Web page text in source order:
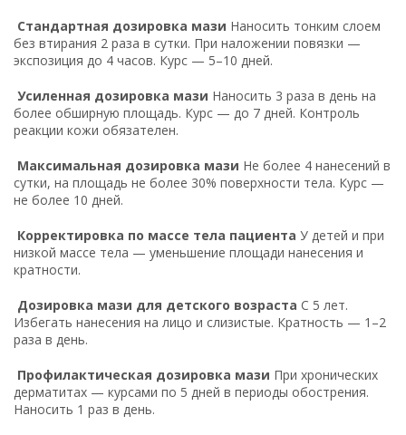
Стандартная дозировка мази Наносить тонким слоем
без втирания 2 раза в сутки. При наложении повязки —
экспозиция до 4 часов. Курс — 5–10 дней.
Усиленная дозировка мази Наносить 3 раза в день на
более обширную площадь. Курс — до 7 дней. Контроль
реакции кожи обязателен.
Максимальная дозировка мази Не более 4 нанесений в
сутки, на площадь не более 30% поверхности тела. Курс —
не более 10 дней.
Корректировка по массе тела пациента У детей и при
низкой массе тела — уменьшение площади нанесения и
кратности.
Дозировка мази для детского возраста С 5 лет.
Избегать нанесения на лицо и слизистые. Кратность — 1–2
раза в день.
Профилактическая дозировка мази При хронических
дерматитах — курсами по 5 дней в периоды обострения.
Наносить 1 раз в день.